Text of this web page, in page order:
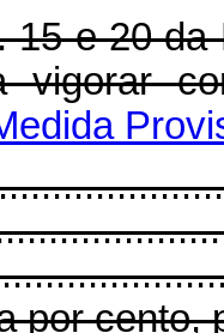
15 e 20 da
vigorar
por cento,